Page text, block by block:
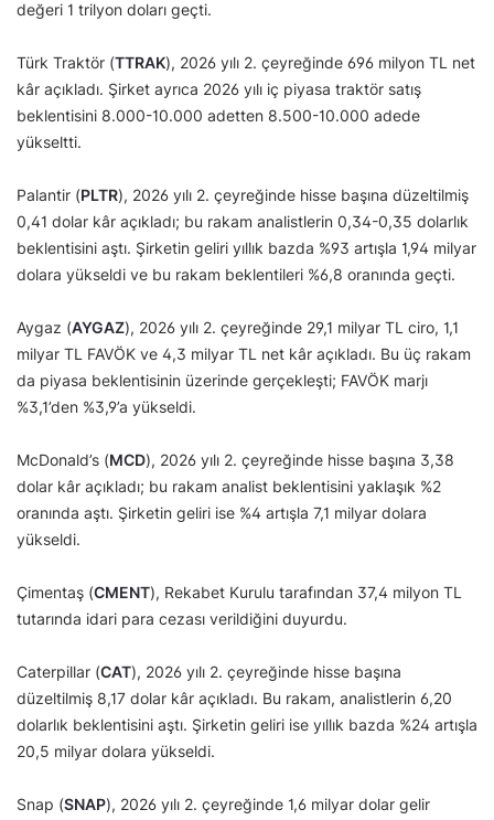
değeri 1 trilyon doları geçti.
Türk Traktör (TTRAK), 2026 yılı 2. çeyreğinde 696 milyon TL net
kâr açıkladı. Şirket ayrıca 2026 yılı iç piyasa traktör satış
beklentisini 8.000-10.000 adetten 8.500-10.000 adede
yükseltti.
Palantir (PLTR), 2026 yılı 2. çeyreğinde hisse başına düzeltilmiş
0,41 dolar kâr açıkladı; bu rakam analistlerin 0,34-0,35 dolarlık
beklentisini aştı. Şirketin geliri yıllık bazda %93 artışla 1,94 milyar
dolara yükseldi ve bu rakam beklentileri %6,8 oranında geçti.
Aygaz (AYGAZ), 2026 yılı 2. çeyreğinde 29,1 milyar TL ciro, 1,1
milyar TL FAVÖK ve 4,3 milyar TL net kâr açıkladı. Bu üç rakam
da piyasa beklentisinin üzerinde gerçekleşti; FAVÖK marjı
%3,1’den %3,9’a yükseldi.
McDonald’s (MCD), 2026 yılı 2. çeyreğinde hisse başına 3,38
dolar kâr açıkladı; bu rakam analist beklentisini yaklaşık %2
oranında aştı. Şirketin geliri ise %4 artışla 7,1 milyar dolara
yükseldi.
Çimentaş (CMENT), Rekabet Kurulu tarafından 37,4 milyon TL
tutarında idari para cezası verildiğini duyurdu.
Caterpillar (CAT), 2026 yılı 2. çeyreğinde hisse başına
düzeltilmiş 8,17 dolar kâr açıkladı. Bu rakam, analistlerin 6,20
dolarlık beklentisini aştı. Şirketin geliri ise yıllık bazda %24 artışla
20,5 milyar dolara yükseldi.
Snap (SNAP), 2026 yılı 2. çeyreğinde 1,6 milyar dolar gelir